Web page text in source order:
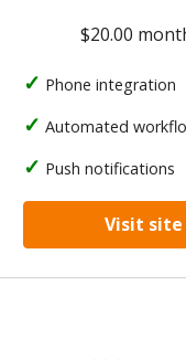
$20.00
Phone integration
Automated
Push notifications
Visit site